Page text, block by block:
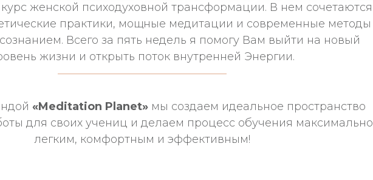
женской психодуховной трансформации. В нем сочетаются
практики, мощные медитации и современные методы
Всего за пять недель я помогу Вам выйти на новый
жизни и открыть поток внутренней Энергии.
«Meditation Planet»мы создаем идеальное пространство
для своих учениц и делаем процесс обучения максимально
легким, комфортным и эффективным!